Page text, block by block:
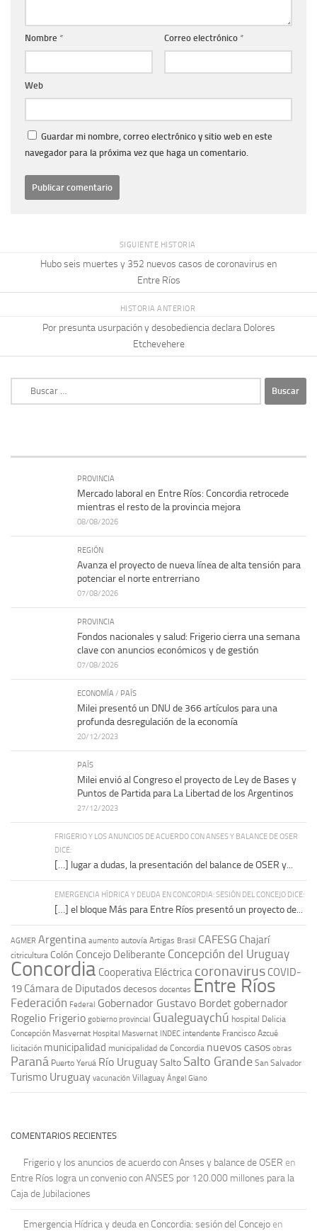
Nombre * Correo electrónico *
Web
Guardar mi nombre, correo electrónico y sitio web en este
navegador para la próxima vez que haga un comentario.
SIGUIENTE HISTORIA
Hubo seis muertes y 352 nuevos casos de coronavirus en
Entre Ríos
HISTORIA ANTERIOR
Por presunta usurpación y desobediencia declara Dolores
Etchevehere
PROVINCIA
Mercado laboral en Entre Ríos: Concordia retrocede
mientras el resto de la provincia mejora
08/08/2026
REGIÓN
Avanza el proyecto de nueva línea de alta tensión para
potenciar el norte entrerriano
07/08/2026
PROVINCIA
Fondos nacionales y salud: Frigerio cierra una semana
clave con anuncios económicos y de gestión
07/08/2026
ECONOMÍA / PAÍS
Milei presentó un DNU de 366 artículos para una
profunda desregulación de la economía
20/12/2023
PAÍS
Milei envió al Congreso el proyecto de Ley de Bases y
Puntos de Partida para La Libertad de los Argentinos
27/12/2023
FRIGERIO Y LOS ANUNCIOS DE ACUERDO CON ANSES Y BALANCE DE OSER
DICE:
[…] lugar a dudas, la presentación del balance de OSER y...
EMERGENCIA HÍDRICA Y DEUDA EN CONCORDIA: SESIÓN DEL CONCEJO DICE:
[…] el bloque Más para Entre Ríos presentó un proyecto de...
AGMER Argentina aumento autovía Artigas Brasil CAFESG Chajarí
citricultura Colón Concejo Deliberante Concepción del Uruguay
Concordia Cooperativa Eléctrica coronavirus COVID-
19 Cámara de Diputadosdecesos docentes Entre Ríos
Federación Federal Gobernador Gustavo Bordet gobernador
Rogelio Frigerio gobierno provincial Gualeguaychú hospital Delicia
Concepción Masvernat Hospital Masvernat INDEC intendente Francisco Azcué
licitación municipalidad municipalidad de Concordia nuevos casos obras
Paraná Puerto Yeruá Río UruguaySalto Salto Grande San Salvador
Turismo Uruguay vacunación Villaguay Ángel Giano
COMENTARIOS RECIENTES
Frigerio y los anuncios de acuerdo con Anses y balance de OSER en
Entre Ríos logra un convenio con ANSES por 120.000 millones para la
Caja de Jubilaciones
Emergencia Hídrica y deuda en Concordia: sesión del Concejo en